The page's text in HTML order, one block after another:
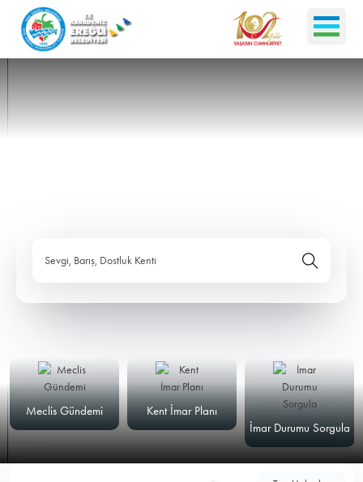
Sevgi, Barış, Dostluk Kenti
Meclis Gündemi
Kent İmar Planı
İmar Durumu Sorgula